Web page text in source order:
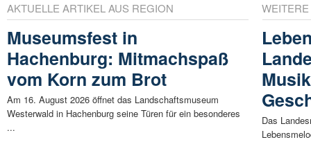
AKTUELLE ARTIKEL AUS REGION
Museumsfest in
Hachenburg: Mitmachspaß
vom Korn zum Brot
Am 16. August 2026 öffnet das Landschaftsmuseum
Westerwald in Hachenburg seine Türen für ein besonderes
...
Das